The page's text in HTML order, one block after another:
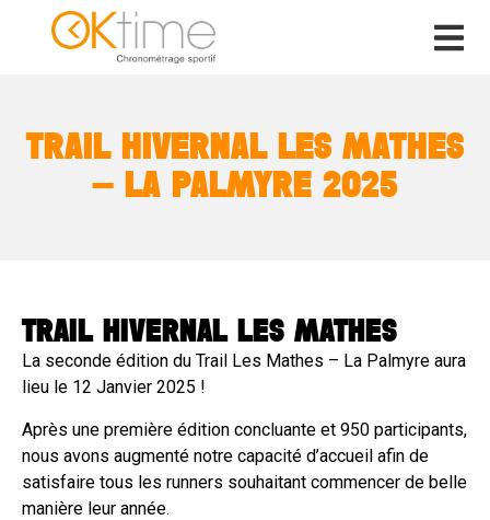
TRAIL HIVERNAL LES MATHES
– LA PALMYRE 2025
TRAIL HIVERNAL LES MATHES
La seconde édition du Trail Les Mathes – La Palmyre aura
lieu le 12 Janvier 2025​ !
Après une première édition concluante et 950 participants,
nous avons augmenté notre capacité d’accueil afin de
satisfaire tous les runners souhaitant commencer de belle
manière leur année.